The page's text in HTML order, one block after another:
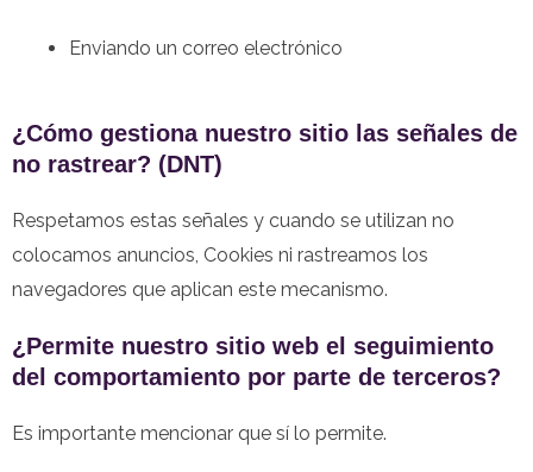
Enviando un correo electrónico
¿Cómo gestiona nuestro sitio las señales de
no rastrear? (DNT)
Respetamos estas señales y cuando se utilizan no
colocamos anuncios, Cookies ni rastreamos los
navegadores que aplican este mecanismo.
¿Permite nuestro sitio web el seguimiento
del comportamiento por parte de terceros?
Es importante mencionar que sí lo permite.